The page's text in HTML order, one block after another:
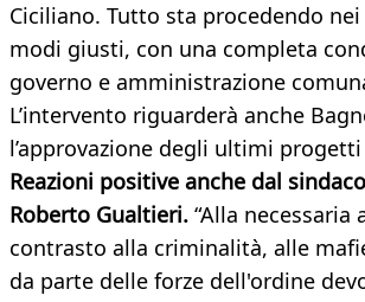
Ciciliano. Tutto sta procedendo
modi giusti, con una completa
governo e amministrazione
L’intervento riguarderà anche
l’approvazione degli ultimi
Reazioni positive anche dal
Roberto Gualtieri. “Alla necessaria
contrasto alla criminalità, alle
da parte delle forze dell'ordine